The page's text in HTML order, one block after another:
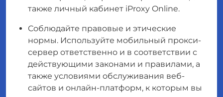
также личный кабинет iProxy Online.
Соблюдайте правовые и этические
нормы. Используйте мобильный прокси-
сервер ответственно и в соответствии с
действующими законами и правилами, а
также условиями обслуживания веб-
сайтов и онлайн-платформ, к которым вы